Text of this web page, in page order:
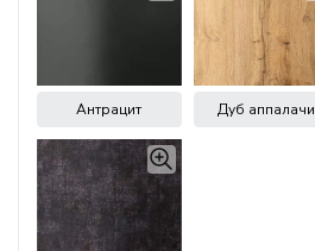
Антрацит Дуб аппалачи